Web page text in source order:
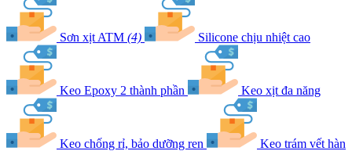
Sơn xịt ATM (4) Silicone chịu nhiệt cao
Keo Epoxy 2 thành phần Keo xịt đa năng
Keo chống rỉ, bảo dưỡng ren Keo trám vết hàn